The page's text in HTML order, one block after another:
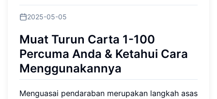
2025-05-05
Muat Turun Carta 1-100
Percuma Anda & Ketahui Cara
Menggunakannya
Menguasai pendaraban merupakan langkah asas